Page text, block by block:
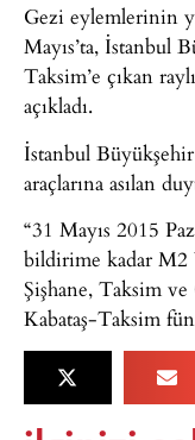
Gezi eylemlerinin
Mayıs’ta, İstanbul
Taksim’e çıkan
açıkladı.
İstanbul
araçlarına asılan
“31 Mayıs 2015
bildirime kadar M2
Şişhane, Taksim ve
Kabataş-Taksim